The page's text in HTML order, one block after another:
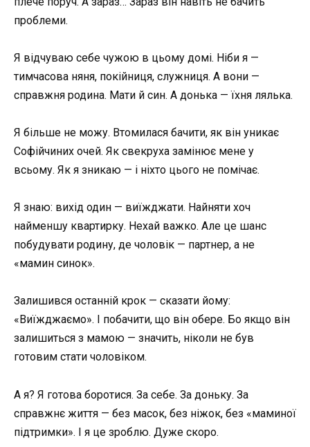
проблеми.
Я відчуваю себе чужою в цьому домі. Ніби я —
тимчасова няня, покійниця, служниця. А вони —
справжня родина. Мати й син. А донька — їхня лялька.
Я більше не можу. Втомилася бачити, як він уникає
Софійчиних очей. Як свекруха замінює мене у
всьому. Як я зникаю — і ніхто цього не помічає.
Я знаю: вихід один — виїжджати. Найняти хоч
найменшу квартирку. Нехай важко. Але це шанс
побудувати родину, де чоловік — партнер, а не
«мамин синок».
Залишився останній крок — сказати йому:
«Виїжджаємо». І побачити, що він обере. Бо якщо він
залишиться з мамою — значить, ніколи не був
готовим стати чоловіком.
А я? Я готова боротися. За себе. За доньку. За
справжнє життя — без масок, без ніжок, без «маминої
підтримки». І я це зроблю. Дуже скоро.